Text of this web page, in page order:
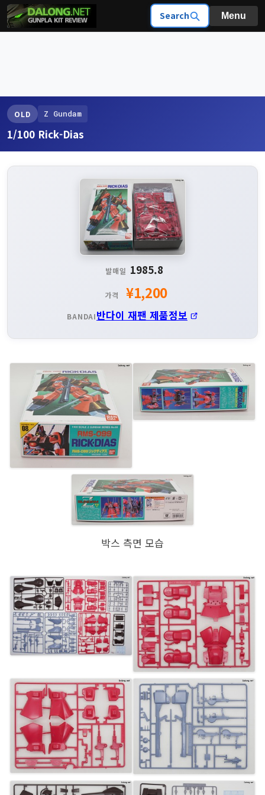
Search Menu
OLD Z Gundam
1/100 Rick-Dias
발매일 1985.8
가격 ¥1,200
BANDAI반다이 재팬 제품정보
박스 측면 모습